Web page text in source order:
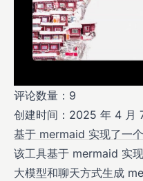
评论数量：9
创建时间：2025 年 4 月
基于 mermaid 实现了一
该工具基于 mermaid 实
大模型和聊天方式生成